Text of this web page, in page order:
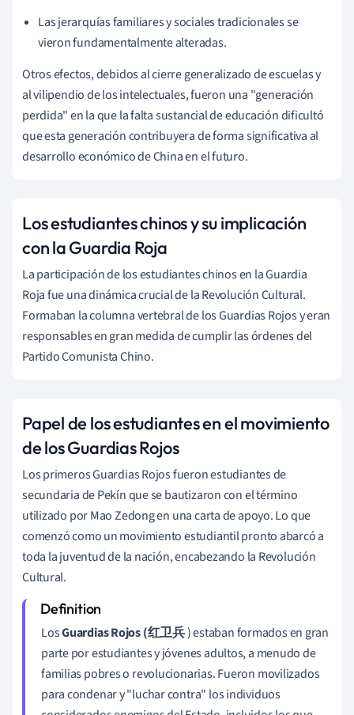
Las jerarquías familiares y sociales tradicionales se
vieron fundamentalmente alteradas.
Otros efectos, debidos al cierre generalizado de escuelas y
al vilipendio de los intelectuales, fueron una "generación
perdida" en la que la falta sustancial de educación dificultó
que esta generación contribuyera de forma significativa al
desarrollo económico de China en el futuro.
Los estudiantes chinos y su implicación
con la Guardia Roja
La participación de los estudiantes chinos en la Guardia
Roja fue una dinámica crucial de la Revolución Cultural.
Formaban la columna vertebral de los Guardias Rojos y eran
responsables en gran medida de cumplir las órdenes del
Partido Comunista Chino.
Papel de los estudiantes en el movimiento
de los Guardias Rojos
Los primeros Guardias Rojos fueron estudiantes de
secundaria de Pekín que se bautizaron con el término
utilizado por Mao Zedong en una carta de apoyo. Lo que
comenzó como un movimiento estudiantil pronto abarcó a
toda la juventud de la nación, encabezando la Revolución
Cultural.
LosGuardias Rojos (红卫兵) estaban formados en gran
parte por estudiantes y jóvenes adultos, a menudo de
familias pobres o revolucionarias. Fueron movilizados
para condenar y "luchar contra" los individuos